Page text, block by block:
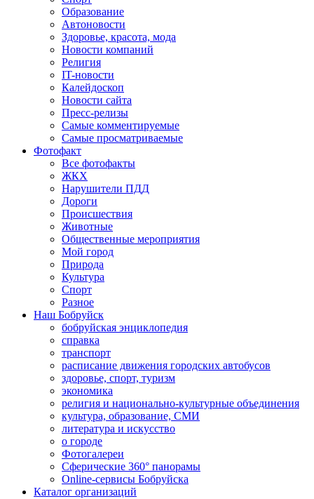
Образование
Автоновости
Здоровье, красота, мода
Новости компаний
Религия
IT-новости
Калейдоскоп
Новости сайта
Пресс-релизы
Самые комментируемые
Самые просматриваемые
Фотофакт
Все фотофакты
ЖКХ
Нарушители ПДД
Дороги
Происшествия
Животные
Общественные мероприятия
Мой город
Природа
Культура
Спорт
Разное
Наш Бобруйск
бобруйская энциклопедия
справка
транспорт
расписание движения городских автобусов
здоровье, спорт, туризм
экономика
религия и национально-культурные объединения
культура, образование, СМИ
литература и искусство
о городе
Фотогалереи
Сферические 360° панорамы
Online-сервисы Бобруйска
Каталог организаций